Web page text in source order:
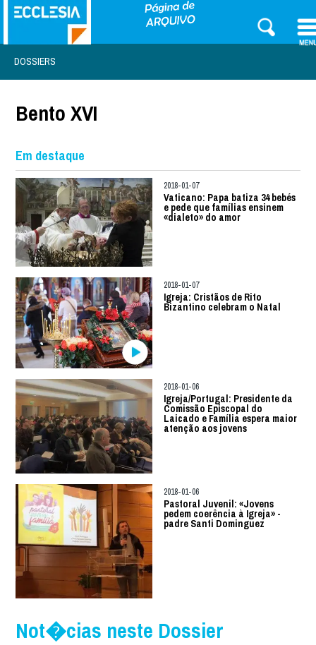
DOSSIERS
Bento XVI
Em destaque
2018-01-07
Vaticano: Papa batiza 34 bebés
e pede que famílias ensinem
«dialeto» do amor
2018-01-07
Igreja: Cristãos de Rito
Bizantino celebram o Natal
2018-01-06
Igreja/Portugal: Presidente da
Comissão Episcopal do
Laicado e Família espera maior
atenção aos jovens
2018-01-06
Pastoral Juvenil: «Jovens
pedem coerência à Igreja» -
padre Santi Dominguez
Not�cias neste Dossier